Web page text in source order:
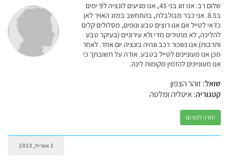
שלום רב. אנו זוג בני 45, אנו מגיעים לונציה ל9 ימים
ב8.5. אני כבר מבולבלת, בהתחשב במזג האויר לאן
כדאי לטייל אם אנו רוצים טבע ונופים, מסלולים קלים
להליכה, לא מתוירים מדי ולא עירוניים (בעיקר טבע
ותרבות).אנו נשכור רכב ונהיה בונציה יום אחד. לאחר
מכן אנו מעוניינים לטייל בטבע. אודה על תשובתך כי
אנו מעוניינים להזמין מקומות לינה.
שואל: זוהר הצפון
קטגוריה:איטליה ומלטה
חזרה לפורום
1 אפריל, 2013